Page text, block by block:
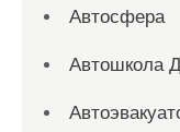
Автосфера
Автошкола